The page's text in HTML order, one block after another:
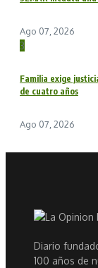
Ago 07, 2026
3
Familia exige
de cuatro años
Ago 07, 2026
Diario
100 años de